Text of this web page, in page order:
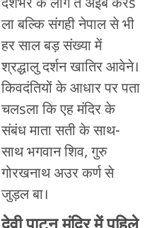
देशभर के लोग त अइबे करs
ला बल्कि संगही नेपाल से भी
हर साल बड़ संख्या में
श्रद्धालु दर्शन खातिर आवेने।
किवदंतियों के आधार पर पता
चलsला कि एह मंदिर के
संबंध माता सती के साथ-
साथ भगवान शिव, गुरु
गोरखनाथ अउर कर्ण से
जुड़ल बा।